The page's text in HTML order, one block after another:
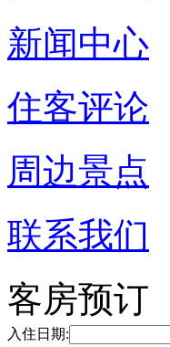
新闻中心
住客评论
周边景点
联系我们
客房预订
入住日期: